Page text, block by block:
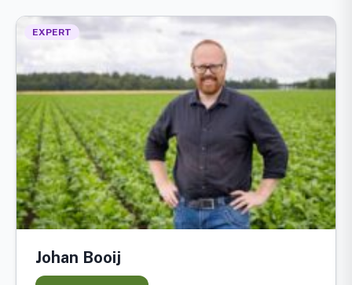
EXPERT
Johan Booij